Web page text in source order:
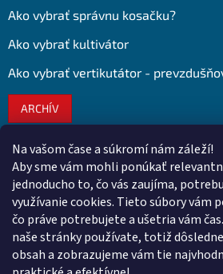
Na vašom čase a súkromí nám záleží!
Aby sme vám mohli ponúkať
jednoducho to, čo vás zaujíma,
využívanie cookies. Tieto súbory vám
čo práve potrebujete a ušetria vám
naše stránky používate, totiž
obsah a zobrazujeme vám tie
Ako vybrať správnu kosačku?
Ako vybrať kultivátor
Ako vybrať vertikutátor -
ARCHÍV
Kontakt
obchod@ euroshopy.sk
0911 931 019
0911 931 019
Facebook Euroshopy